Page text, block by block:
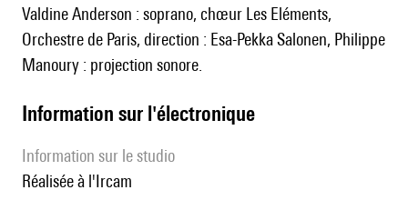
Valdine Anderson : soprano, chœur Les Eléments,
Orchestre de Paris, direction : Esa-Pekka Salonen, Philippe
Manoury : projection sonore.
Information sur l'électronique
Information sur le studio
réalisée à l'Ircam